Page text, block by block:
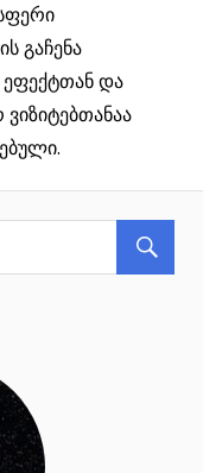
გაჩენა
ეფექტთან და